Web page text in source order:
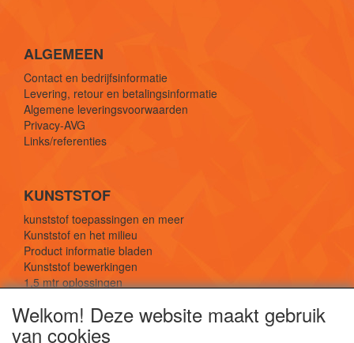
ALGEMEEN
Contact en bedrijfsinformatie
Levering, retour en betalingsinformatie
Algemene leveringsvoorwaarden
Privacy-AVG
Links/referenties
KUNSTSTOF
kunststof toepassingen en meer
Kunststof en het milieu
Product informatie bladen
Kunststof bewerkingen
1,5 mtr oplossingen
Welkom! Deze website maakt gebruik
van cookies